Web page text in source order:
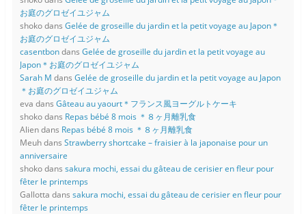
お庭のグロゼイユジャム
shokodans Gelée de groseille du jardin et la petit voyage au Japon＊
お庭のグロゼイユジャム
casentbondans Gelée de groseille du jardin et la petit voyage au
Japon＊お庭のグロゼイユジャム
Sarah M dans Gelée de groseille du jardin et la petit voyage au Japon
＊お庭のグロゼイユジャム
eva dans Gâteau au yaourt＊フランス風ヨーグルトケーキ
shokodans Repas bébé 8 mois ＊８ヶ月離乳食
Aliendans Repas bébé 8 mois ＊８ヶ月離乳食
Meuhdans Strawberry shortcake – fraisier à la japonaise pour un
anniversaire
shokodans sakura mochi, essai du gâteau de cerisier en fleur pour
fêter le printemps
Gallotta dans sakura mochi, essai du gâteau de cerisier en fleur pour
fêter le printemps